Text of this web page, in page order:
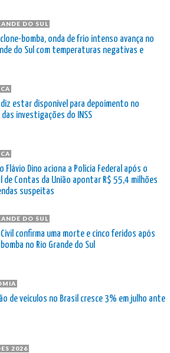
DO SUL
bomba, onda de frio intenso avança no
do Sul com temperaturas negativas e
diz estar disponível para depoimento no
investigações do INSS
Flávio Dino aciona a Polícia Federal após o
de Contas da União apontar R$ 55,4 milhões
suspeitas
DO SUL
Civil confirma uma morte e cinco feridos após
no Rio Grande do Sul
de veículos no Brasil cresce 3% em julho ante
2026